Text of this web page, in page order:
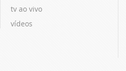
tv ao vivo
vídeos